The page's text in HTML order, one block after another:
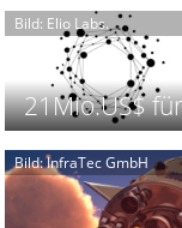
h
t
2
0
2
t
s
i
c
h
a
n
S
e
t
P
r
ä
s
e
n
z
i
o
m
e
p
a
g
e
‚
H
y
Bild: Elio Labs.
21Mio.US$
Bild: InfraTec GmbH